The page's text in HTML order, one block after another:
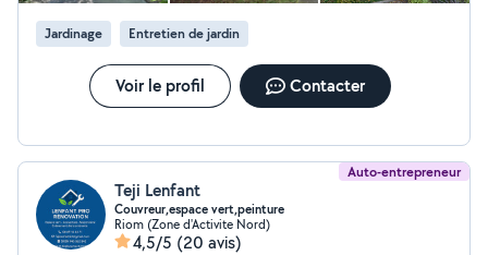
Jardinage Entretien de jardin
Voir le profil Contacter
Auto-entrepreneur
Teji Lenfant
Couvreur,espace vert,peinture
Riom (Zone d'Activite Nord)
4,5/5 (20 avis)